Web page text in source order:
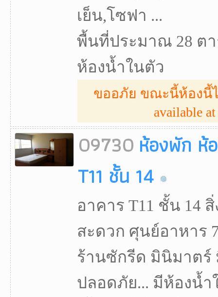
เย็น,โซฟา ...
พื้นที่ประมาณ 28 ตา
ห้องน้ำในตัว
ขออภัย ขณะนี้ห้องนี้ไ
available
09730 ห้องพัก ห้
T11 ชั้น 14
อาคาร T11 ชั้น 14
สะดวก ศุนย์อาหาร
ร้านซักรีด มินิมาตร์
ปลอดภัย... มีห้องน้ำ